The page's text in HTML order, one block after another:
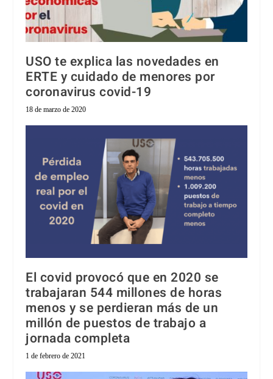
USO te explica las novedades en
ERTE y cuidado de menores por
coronavirus covid-19
18 de marzo de 2020
El covid provocó que en 2020 se
trabajaran 544 millones de horas
menos y se perdieran más de un
millón de puestos de trabajo a
jornada completa
1 de febrero de 2021